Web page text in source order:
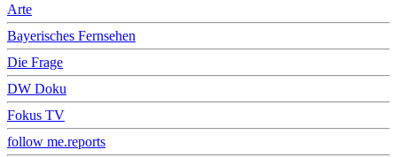
Arte
Bayerisches Fernsehen
Die Frage
DW Doku
Fokus TV
follow me.reports